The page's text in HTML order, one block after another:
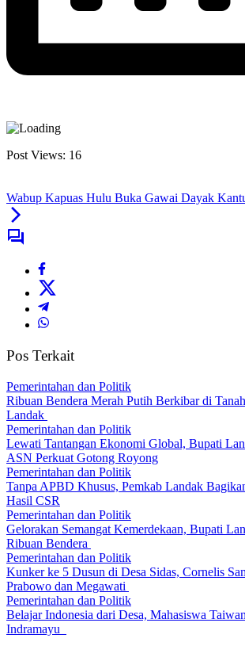
Post Views: 16
Wabup Kapuas Hulu Buka Gawai Dayak
Pos Terkait
Pemerintahan dan Politik
Ribuan Bendera Merah Putih Berkibar di
Landak
Pemerintahan dan Politik
Lewati Tantangan Ekonomi Global, Bupati
ASN Perkuat Gotong Royong
Pemerintahan dan Politik
Tanpa APBD Khusus, Pemkab Landak
Hasil CSR
Pemerintahan dan Politik
Gelorakan Semangat Kemerdekaan, Bupati
Ribuan Bendera
Pemerintahan dan Politik
Kunker ke 5 Dusun di Desa Sidas, Cornelis
Prabowo dan Megawati
Pemerintahan dan Politik
Belajar Indonesia dari Desa, Mahasiswa
Indramayu